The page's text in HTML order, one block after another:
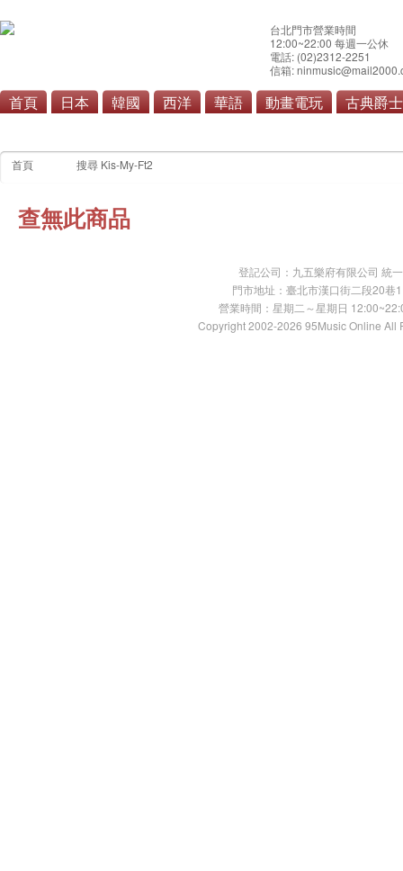
台北門市營業時間
12:00~22:00 每週一公休
電話: (02)2312-2251
信箱:
首頁 日本 韓國 西洋 華語 動畫電玩 古典爵士
首頁 搜尋 Kis-My-Ft2
查無此商品
登記公司：九五樂府有限公司 統
門市地址：臺北市漢口街二段20
營業時間：星期二～星期日
Copyright 2002-2026 95Music Online All